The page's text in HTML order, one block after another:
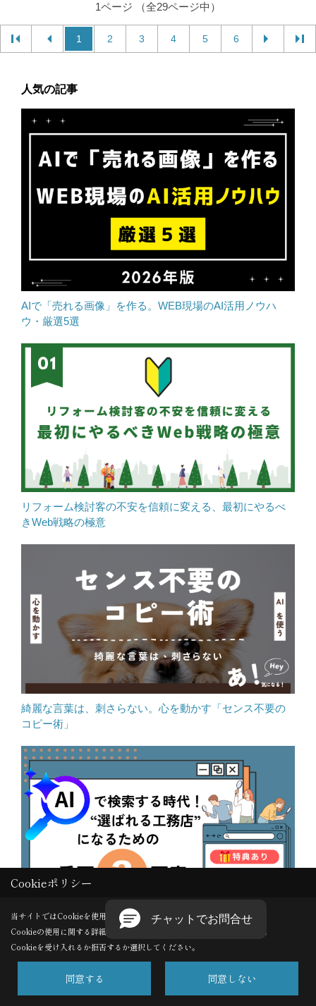
1ページ （全29ページ中）
1 2 3 4 5 6
人気の記事
AIで「売れる画像」を作る。WEB現場のAI活用ノウハ
ウ・厳選5選
リフォーム検討客の不安を信頼に変える、最初にやるべ
きWeb戦略の極意
綺麗な言葉は、刺さらない。心を動かす「センス不要の
コピー術」
AI検索時代！工務店が“選ばれる会社”になるための重要３
Cookieポリシー
当サイトではCookieを使用します。
Cookieの使用に関する詳細は 「プライバシーポリシー
」をご覧ください。
Cookieを受け入れるか拒否するか選択してください。
同意する 同意しない